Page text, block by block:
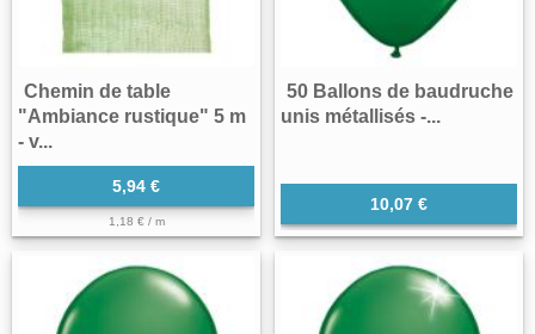
Chemin de table
"Ambiance rustique" 5 m
- v...
5,94 €
1,18 € / m
50 Ballons de baudruche
unis métallisés -...
10,07 €